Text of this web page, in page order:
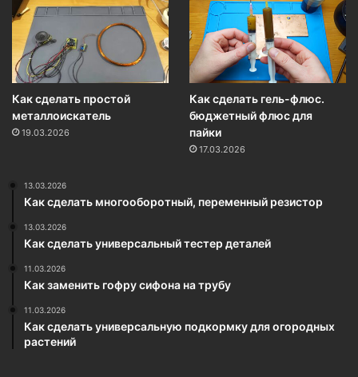
Как сделать простой
металлоискатель
19.03.2026
Как сделать гель-флюс.
бюджетный флюс для
пайки
17.03.2026
13.03.2026
Как сделать многооборотный, переменный резистор
13.03.2026
Как сделать универсальный тестер деталей
11.03.2026
Как заменить гофру сифона на трубу
11.03.2026
Как сделать универсальную подкормку для огородных
растений